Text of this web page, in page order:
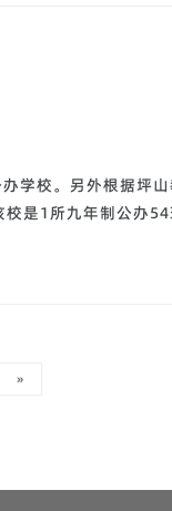
学校。另外根据坪
是1所九年制公办
»